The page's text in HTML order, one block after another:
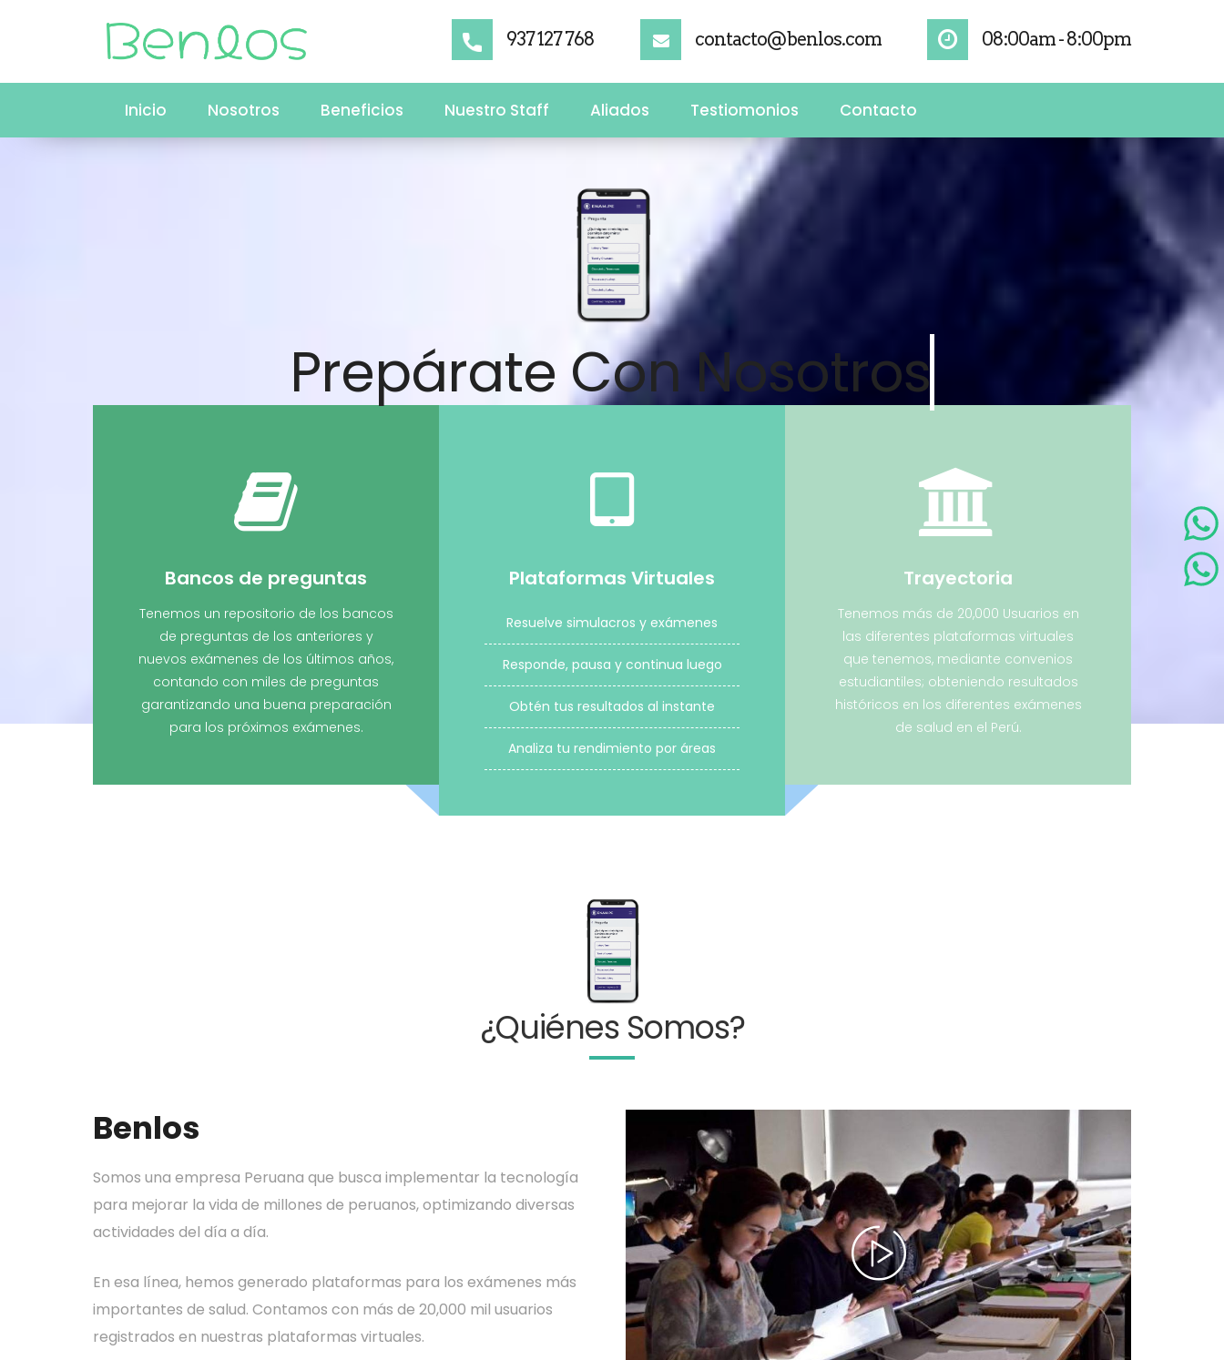
937 127 768 contacto@benlos.com 08:00am - 8:00pm
Inicio Nosotros Beneficios Nuestro Staff Aliados Testiomonios Contacto
Prepárate Con Nosotros
Bancos de preguntas
Tenemos un repositorio de los bancos
de preguntas de los anteriores y
nuevos exámenes de los últimos años,
contando con miles de preguntas
garantizando una buena preparación
para los próximos exámenes.
Plataformas Virtuales
Resuelve simulacros y exámenes
Responde, pausa y continua luego
Obtén tus resultados al instante
Analiza tu rendimiento por áreas
Trayectoria
Tenemos más de 20,000 Usuarios en
las diferentes plataformas virtuales
que tenemos, mediante convenios
estudiantiles; obteniendo resultados
históricos en los diferentes exámenes
de salud en el Perú.
¿Quiénes Somos?
Benlos
Somos una empresa Peruana que busca implementar la tecnología
para mejorar la vida de millones de peruanos, optimizando diversas
actividades del día a día.
En esa línea, hemos generado plataformas para los exámenes más
importantes de salud. Contamos con más de 20,000 mil usuarios
registrados en nuestras plataformas virtuales.